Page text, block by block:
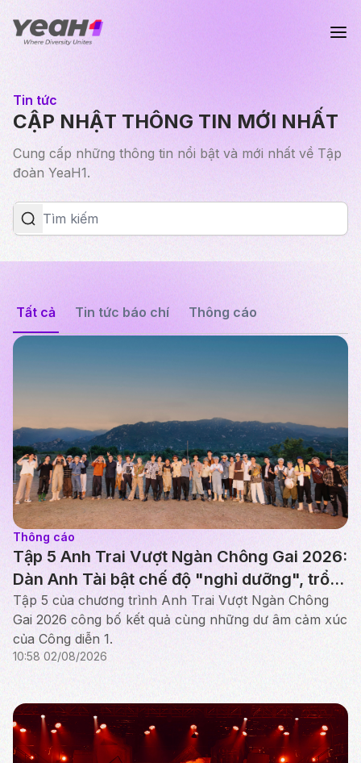
Tin tức
CẬP NHẬT THÔNG TIN MỚI NHẤT
Cung cấp những thông tin nổi bật và mới nhất về Tập
đoàn YeaH1.
Tất cả Tin tức báo chí Thông cáo
Thông cáo
Tập 5 Anh Trai Vượt Ngàn Chông Gai 2026:
Dàn Anh Tài bật chế độ "nghỉ dưỡng", trổ
tài chăn cừu, nấu ăn tại Ninh Thuận
Tập 5 của chương trình Anh Trai Vượt Ngàn Chông
Gai 2026 công bố kết quả cùng những dư âm cảm xúc
của Công diễn 1.
10:58 02/08/2026